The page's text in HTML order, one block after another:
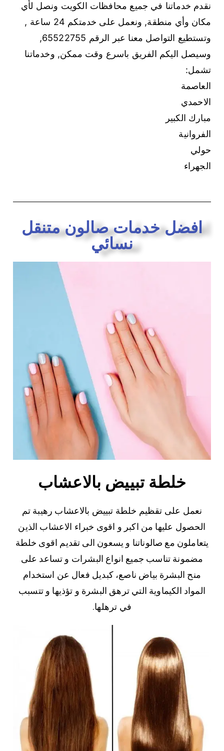
نقدم خدماتنا في جميع محافظات الكويت ونصل لأي
مكان وأي منطقة, ونعمل على خدمتكم 24 ساعة ,
وتستطيع التواصل معنا عبر الرقم 65522755,
وسيصل اليكم الفريق باسرع وقت ممكن, وخدماتنا
تشمل:
العاصمة
الاحمدي
مبارك الكبير
الفروانية
حولي
الجهراء
افضل خدمات صالون متنقل
نسائي
خلطة تبييض بالاعشاب
نعمل على تقظيم خلطة تبييض بالاعشاب رهيبة تم
الحصول عليها من اكبر و اقوى خبراء الاعشاب الذين
يتعاملون مع صالوناتنا و يسعون الى تقديم اقوى خلطة
مضمونة تناسب جميع انواع البشرات و تساعد على
منح البشرة بياض ناصع، كبديل فعال عن استخدام
المواد الكيماوية التي ترهق البشرة و تؤذيها و تتسبب
في ترهلها.